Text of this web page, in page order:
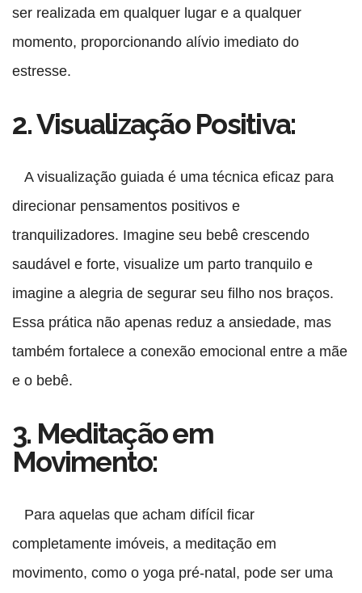
ser realizada em qualquer lugar e a qualquer
momento, proporcionando alívio imediato do
estresse.
2. Visualização Positiva:
A visualização guiada é uma técnica eficaz para
direcionar pensamentos positivos e
tranquilizadores. Imagine seu bebê crescendo
saudável e forte, visualize um parto tranquilo e
imagine a alegria de segurar seu filho nos braços.
Essa prática não apenas reduz a ansiedade, mas
também fortalece a conexão emocional entre a mãe
e o bebê.
3. Meditação em
Movimento:
Para aquelas que acham difícil ficar
completamente imóveis, a meditação em
movimento, como o yoga pré-natal, pode ser uma